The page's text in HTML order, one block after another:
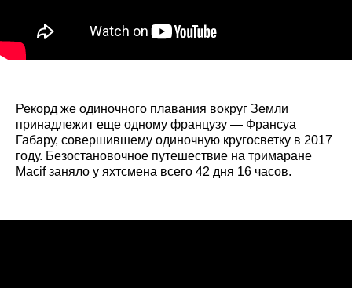
Рекорд же одиночного плавания вокруг Земли
принадлежит еще одному французу — Франсуа
Габару, совершившему одиночную кругосветку в 2017
году. Безостановочное путешествие на тримаране
Macif заняло у яхтсмена всего 42 дня 16 часов.